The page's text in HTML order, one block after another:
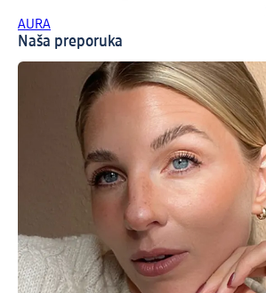
AURA
Naša preporuka